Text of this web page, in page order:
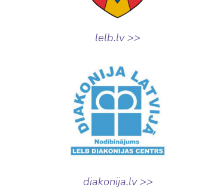
lelb.lv >>
diakonija.lv >>